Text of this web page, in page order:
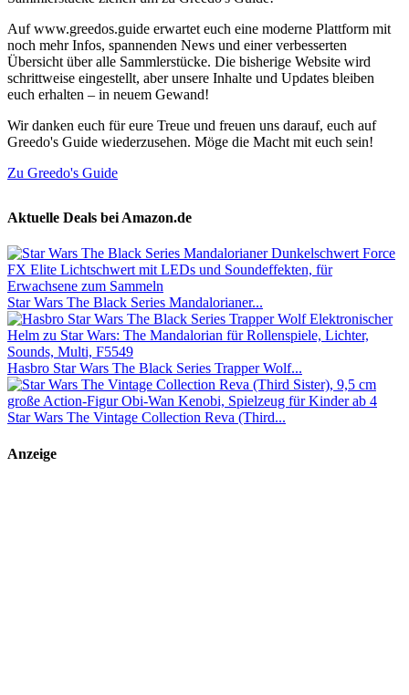
Auf www.greedos.guide erwartet euch eine moderne Plattform mit
noch mehr Infos, spannenden News und einer verbesserten
Übersicht über alle Sammlerstücke. Die bisherige Website wird
schrittweise eingestellt, aber unsere Inhalte und Updates bleiben
euch erhalten – in neuem Gewand!
Wir danken euch für eure Treue und freuen uns darauf, euch auf
Greedo's Guide wiederzusehen. Möge die Macht mit euch sein!
Zu Greedo's Guide
Aktuelle Deals bei Amazon.de
Star Wars The Black Series Mandalorianer...
Hasbro Star Wars The Black Series Trapper Wolf...
Star Wars The Vintage Collection Reva (Third...
Anzeige